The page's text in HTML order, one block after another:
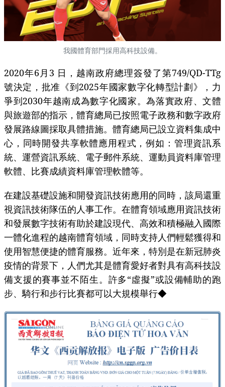
我國體育部門採用高科技設備。
2020年6月3 日，越南政府總理簽發了第749/QD-TTg
號決定，批准《到2025年國家數字化轉型計劃》，力
爭到2030年越南成為數字化國家。為落實政府、文體
與旅遊部的指示，體育總局已按照電子政務和數字政府
發展路線圖採取具體措施。體育總局已設立資料集成中
心，同時開發共享軟體應用程式，例如：管理資訊系
統、運營資訊系統、電子郵件系統、運動員資料庫管理
軟體、比賽成績資料庫管理軟體等。
在建設基礎設施和開發資訊技術應用的同時，該局還重
視資訊技術隊伍的人事工作。在體育領域應用資訊技術
和發展數字技術有助於建設現代、高效和積極融入國際
一體化進程的越南體育領域，同時支持人們輕鬆獲得和
使用智慧便捷的體育服務。近年來，特別是在新冠肺炎
疫情的背景下，人們尤其是體育愛好者對具有高科技設
備支援的賽事並不陌生。許多“虛擬”或設備輔助的跑
步、騎行和步行比賽都可以大規模舉行◆